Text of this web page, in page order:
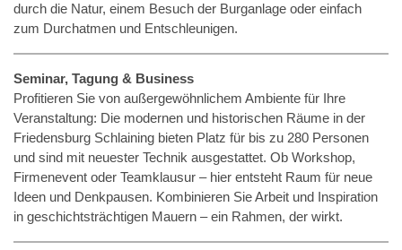
durch die Natur, einem Besuch der Burganlage oder einfach
zum Durchatmen und Entschleunigen.
Seminar, Tagung & Business
Profitieren Sie von außergewöhnlichem Ambiente für Ihre
Veranstaltung: Die modernen und historischen Räume in der
Friedensburg Schlaining bieten Platz für bis zu 280 Personen
und sind mit neuester Technik ausgestattet. Ob Workshop,
Firmenevent oder Teamklausur – hier entsteht Raum für neue
Ideen und Denkpausen. Kombinieren Sie Arbeit und Inspiration
in geschichtsträchtigen Mauern – ein Rahmen, der wirkt.